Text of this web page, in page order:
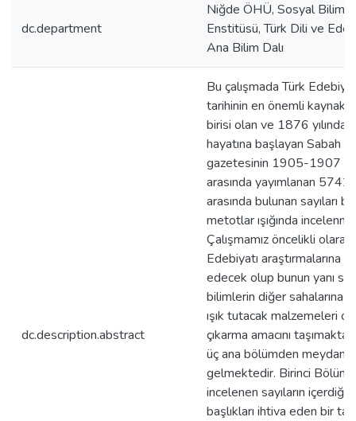
dc.department
Niğde ÖHÜ, Sosyal
Enstitüsü, Türk Dili ve
Ana Bilim Dalı
dc.description.abstract
Bu çalışmada Türk
tarihinin en önemli
birisi olan ve 1876 yılında
hayatına başlayan Sabah
gazetesinin 1905-1907
arasında yayımlanan
arasında bulunan sayıları
metotlar ışığında
Çalışmamız öncelikli olarak
Edebiyatı araştırmalarına
edecek olup bunun yanı
bilimlerin diğer sahalarına
ışık tutacak malzemeleri
çıkarma amacını
üç ana bölümden meydana
gelmektedir. Birinci Bölüm
incelenen sayıların içerdiği
başlıkları ihtiva eden bir